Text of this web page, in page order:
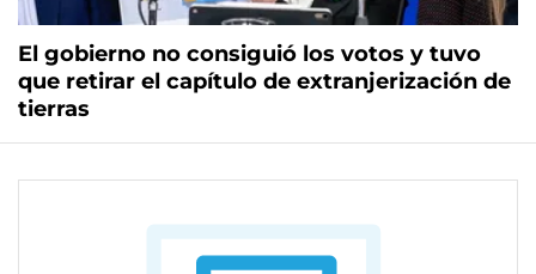
El gobierno no consiguió los votos y tuvo
que retirar el capítulo de extranjerización de
tierras